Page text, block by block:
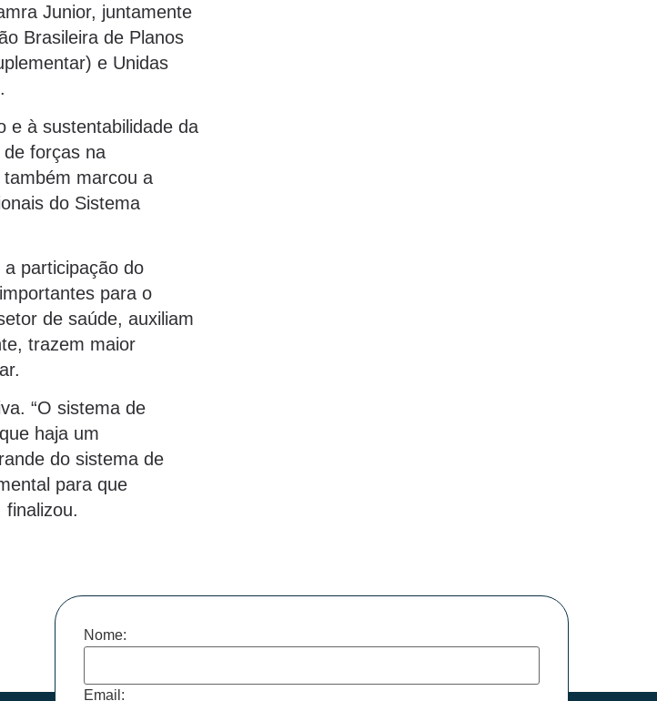
Junior, juntamente
Brasileira de Planos
e Unidas
e à sustentabilidade da
forças na
marcou a
do Sistema
participação do
para o
de saúde, auxiliam
trazem maior
“O sistema de
haja um
do sistema de
para que
finalizou.
Nome:
Email: